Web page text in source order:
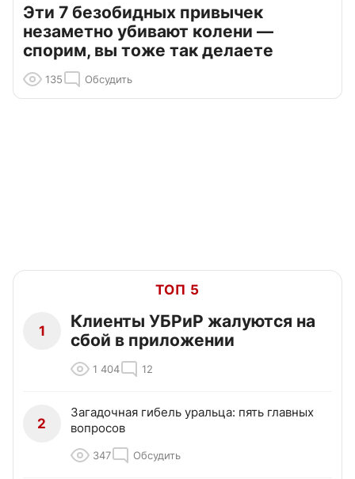
Эти 7 безобидных привычек
незаметно убивают колени —
спорим, вы тоже так делаете
135 Обсудить
ТОП 5
1
Клиенты УБРиР жалуются на
сбой в приложении
1 404 12
2
Загадочная гибель уральца: пять главных
вопросов
347 Обсудить